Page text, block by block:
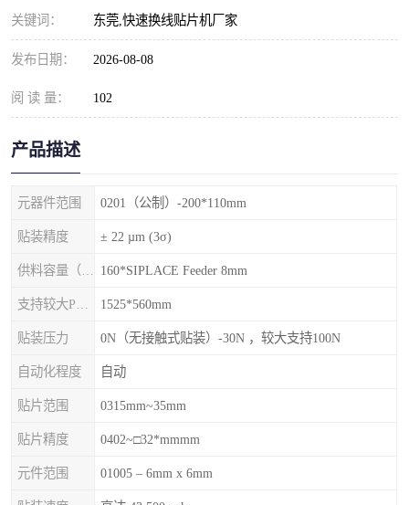
关键词： 东莞,快速换线贴片机厂家
发布日期： 2026-08-08
阅 读 量： 102
产品描述
元器件范围 0201（公制）-200*110mm
贴装精度 ± 22 µm (3σ)
160*SIPLACE Feeder 8mm
1525*560mm
贴装压力 0N（无接触式贴装）-30N ，较大支持100N
自动化程度 自动
贴片范围 0315mm~35mm
贴片精度 0402~□32*mmmm
元件范围 01005 – 6mm x 6mm